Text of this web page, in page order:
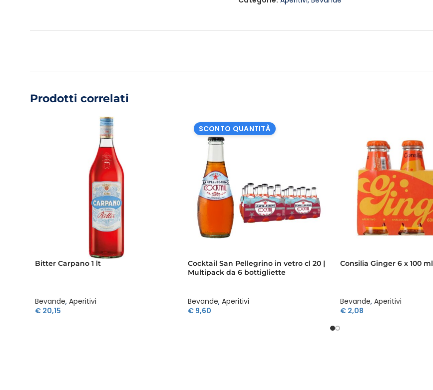
Prodotti correlati
Bitter Carpano 1 lt
Bevande, Aperitivi
€ 20,15
SCONTO QUANTITÀ
Cocktail San Pellegrino in vetro cl 20 |
Multipack da 6 bottigliette
Bevande, Aperitivi
€9,60
Consilia Ginger 6 x 100 ml
Bevande, Aperitivi
€ 2,08